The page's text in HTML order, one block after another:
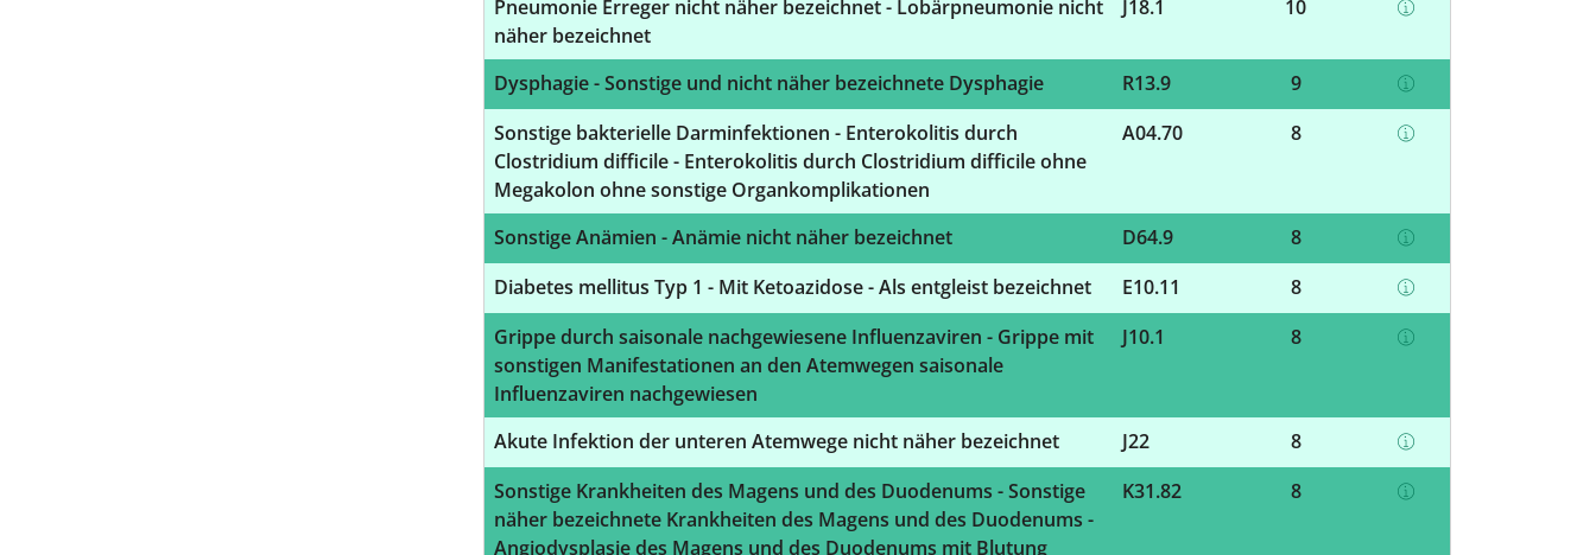
Pneumonie Erreger nicht näher bezeichnet - Lobärpneumonie nicht
näher bezeichnet
J18.1 10
Dysphagie - Sonstige und nicht näher bezeichnete Dysphagie R13.9
9
Sonstige bakterielle Darminfektionen - Enterokolitis durch
Clostridium difficile - Enterokolitis durch Clostridium difficile ohne
Megakolon ohne sonstige Organkomplikationen
A04.70 8
Sonstige Anämien - Anämie nicht näher bezeichnet D64.9
8
Diabetes mellitus Typ 1 - Mit Ketoazidose - Als entgleist bezeichnet
E10.11
8
Grippe durch saisonale nachgewiesene Influenzaviren - Grippe mit
sonstigen Manifestationen an den Atemwegen saisonale
Influenzaviren nachgewiesen
J10.1 8
Akute Infektion der unteren Atemwege nicht näher bezeichnet J22
8
Sonstige Krankheiten des Magens und des Duodenums - Sonstige
näher bezeichnete Krankheiten des Magens und des Duodenums -
Angiodysplasie des Magens und des Duodenums mit Blutung
K31.82 8